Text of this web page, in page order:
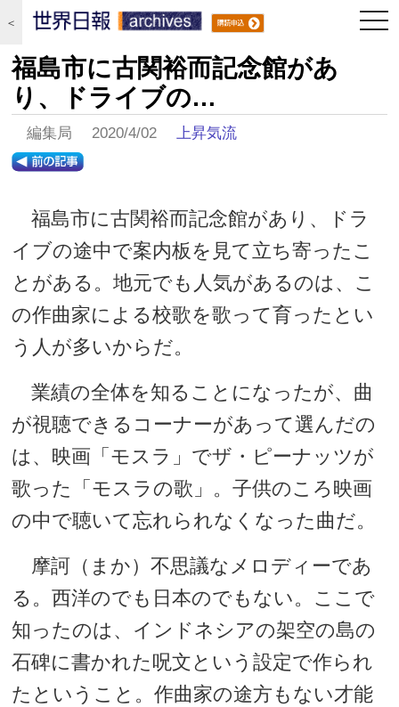
＜
福島市に古関裕而記念館があ
り、ドライブの…
編集局 2020/4/02上昇気流
福島市に古関裕而記念館があり、ドラ
イブの途中で案内板を見て立ち寄ったこ
とがある。地元でも人気があるのは、こ
の作曲家による校歌を歌って育ったとい
う人が多いからだ。
業績の全体を知ることになったが、曲
が視聴できるコーナーがあって選んだの
は、映画「モスラ」でザ・ピーナッツが
歌った「モスラの歌」。子供のころ映画
の中で聴いて忘れられなくなった曲だ。
摩訶（まか）不思議なメロディーであ
る。西洋のでも日本のでもない。ここで
知ったのは、インドネシアの架空の島の
石碑に書かれた呪文という設定で作られ
たということ。作曲家の途方もない才能